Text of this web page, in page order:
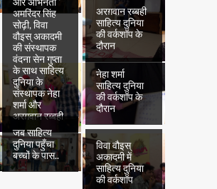
अरग़वान रब्बही
साहित्य दुनिया
की वर्कशॉप के
दौरान
और अभिनेता
अमरिंदर सिंह
सोढ़ी, विवा
वौइस् अकादमी
की संस्थापक
वंदना सेन गुप्ता
के साथ साहित्य
दुनिया के
संस्थापक नेहा
शर्मा और
अरग़वान रब्बही
नेहा शर्मा
साहित्य दुनिया
की वर्कशॉप के
दौरान
जब साहित्य
दुनिया पहुँचा
बच्चों के पास..
विवा वौइस्
अकादमी में
साहित्य दुनिया
की वर्कशॉप